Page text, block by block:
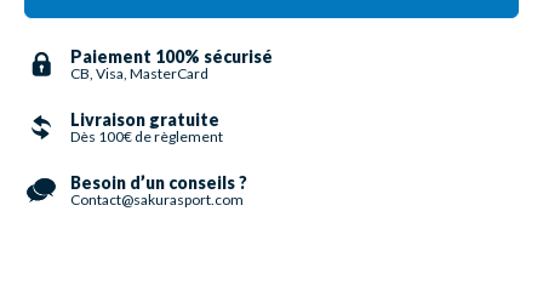
Paiement 100% sécurisé
CB, Visa, MasterCard
Livraison gratuite
Dès 100€ de règlement
Besoin d’un conseils ?
Contact@sakurasport.com